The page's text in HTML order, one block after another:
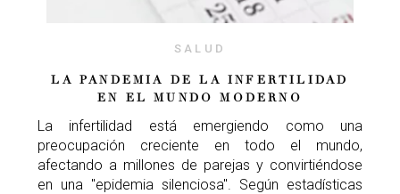
SALUD
LA PANDEMIA DE LA INFERTILIDAD
EN EL MUNDO MODERNO
La infertilidad está emergiendo como una
preocupación creciente en todo el mundo,
afectando a millones de parejas y convirtiéndose
en una "epidemia silenciosa". Según estadísticas